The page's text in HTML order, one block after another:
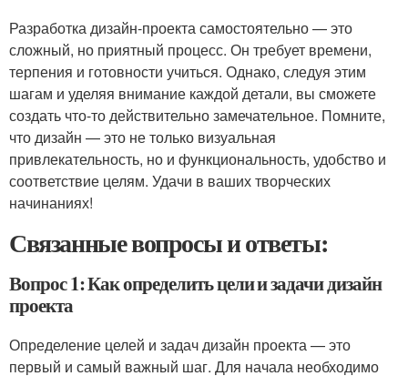
Разработка дизайн-проекта самостоятельно — это
сложный, но приятный процесс. Он требует времени,
терпения и готовности учиться. Однако, следуя этим
шагам и уделяя внимание каждой детали, вы сможете
создать что-то действительно замечательное. Помните,
что дизайн — это не только визуальная
привлекательность, но и функциональность, удобство и
соответствие целям. Удачи в ваших творческих
начинаниях!
Связанные вопросы и ответы:
Вопрос 1: Как определить цели и задачи дизайн
проекта
Определение целей и задач дизайн проекта — это
первый и самый важный шаг. Для начала необходимо